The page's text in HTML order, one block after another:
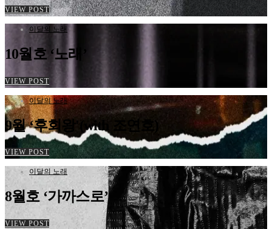
VIEW POST
이달의 노래
10월호 ‘노래’
VIEW POST
이달의 노래
9월 ‘후회왕'(with 조연호)
VIEW POST
이달의 노래
8월호 ‘가까스로’
VIEW POST